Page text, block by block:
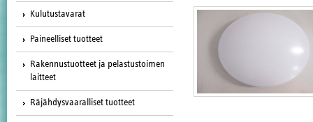
Kulutustavarat
Paineelliset tuotteet
Rakennustuotteet ja pelastustoimen
laitteet
Räjähdysvaaralliset tuotteet